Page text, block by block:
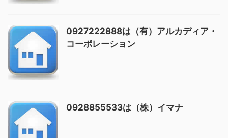
0927222888は（有）アルカディア・
コーポレーション
0928855533は（株）イマナ